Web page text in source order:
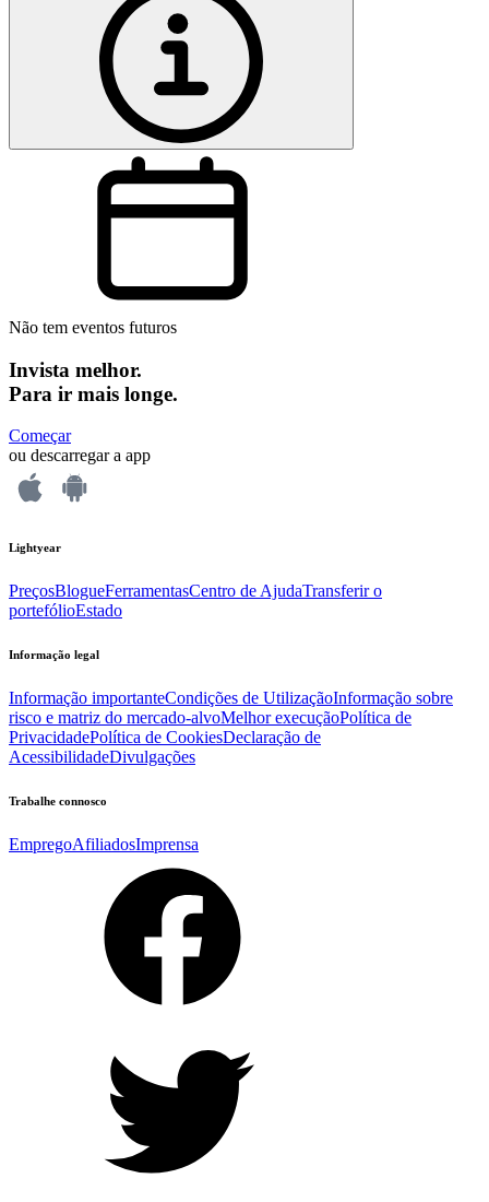
Não tem eventos futuros
Invista melhor.
Para ir mais longe.
Começar
ou descarregar a app
Lightyear
PreçosBlogueFerramentasCentro de AjudaTransferir o
portefólioEstado
Informação legal
Informação importanteCondições de UtilizaçãoInformação sobre
risco e matriz do mercado-alvoMelhor execuçãoPolítica de
PrivacidadePolítica de CookiesDeclaração de
AcessibilidadeDivulgações
Trabalhe connosco
EmpregoAfiliadosImprensa